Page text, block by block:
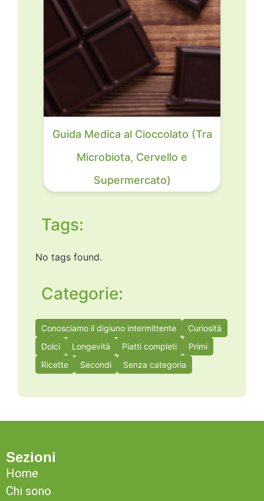
Guida Medica al Cioccolato (Tra
Microbiota, Cervello e
Supermercato)
Tags:
No tags found.
Categorie:
Conosciamo il digiuno intermittente
Curiosità
Dolci
Longevità Piatti completi
Primi
Ricette
Secondi Senza categoria
Sezioni
Home
Chi sono